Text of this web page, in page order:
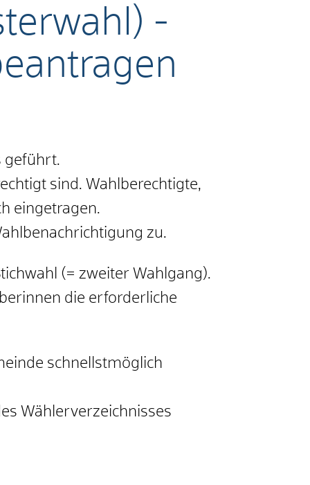
-
geführt.
sind. Wahlberechtigte,
eingetragen.
zu.
(= zweiter Wahlgang).
die erforderliche
schnellstmöglich
Wählerverzeichnisses